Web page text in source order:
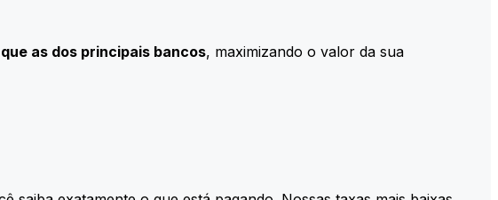
as dos principais bancos, maximizando o valor da sua